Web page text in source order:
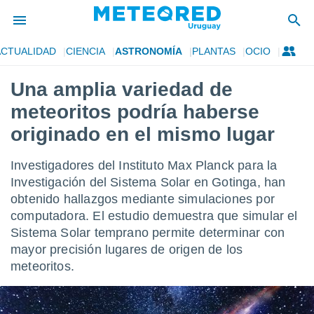
de
ha
para
que se
calidad.
a este
las
y
forma
digital
basada
CIENCIA ASTRONOMÍA PLANTAS OCIO
Una amplia variedad de
meteoritos podría haberse
originado en el mismo lugar
Investigadores del Instituto Max Planck para la
Investigación del Sistema Solar en Gotinga, han
obtenido hallazgos mediante simulaciones por
computadora. El estudio demuestra que simular el
Sistema Solar temprano permite determinar con
mayor precisión lugares de origen de los
meteoritos.